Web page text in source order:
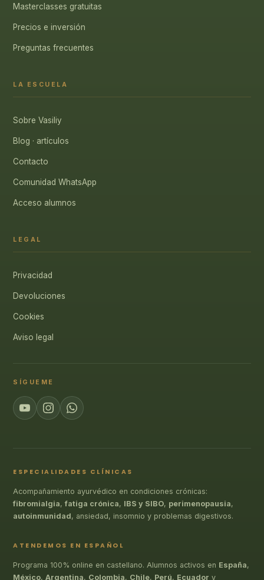
Masterclasses gratuitas
Precios e inversión
Preguntas frecuentes
LA ESCUELA
Sobre Vasiliy
Blog · artículos
Contacto
Comunidad WhatsApp
Acceso alumnos
LEGAL
Privacidad
Devoluciones
Cookies
Aviso legal
SÍGUEME
ESPECIALIDADES CLÍNICAS
Acompañamiento ayurvédico en condiciones crónicas:
fibromialgia,fatiga crónica, IBS y SIBO, perimenopausia,
autoinmunidad, ansiedad, insomnio y problemas digestivos.
ATENDEMOS EN ESPAÑOL
Programa 100% online en castellano. Alumnos activos en España,
México, Argentina, Colombia, Chile, Perú, Ecuador y